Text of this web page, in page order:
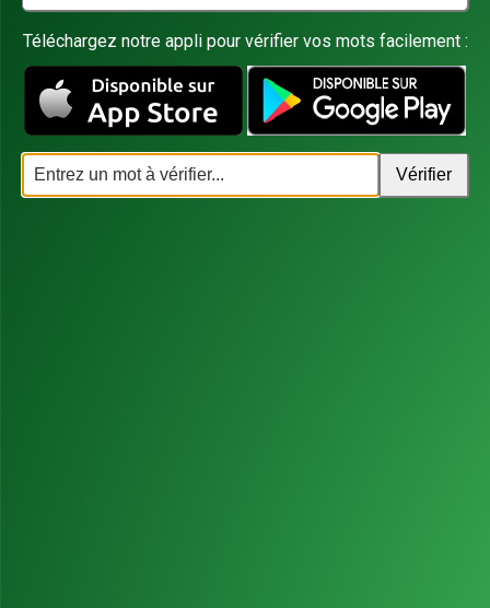
Téléchargez notre appli pour vérifier vos mots facilement :